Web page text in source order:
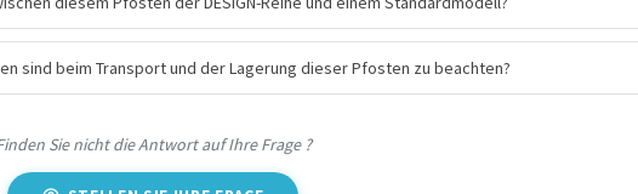
sind beim Transport und der Lagerung dieser Pfosten zu beachten?
Sie nicht die Antwort auf Ihre Frage ?